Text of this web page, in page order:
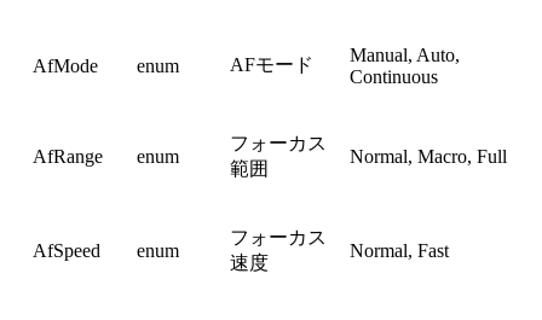
AfMode enum AFモード
Manual, Auto,
Continuous
AfRange enum
フォーカス
範囲
Normal, Macro, Full
AfSpeed enum
フォーカス
速度
Normal, Fast